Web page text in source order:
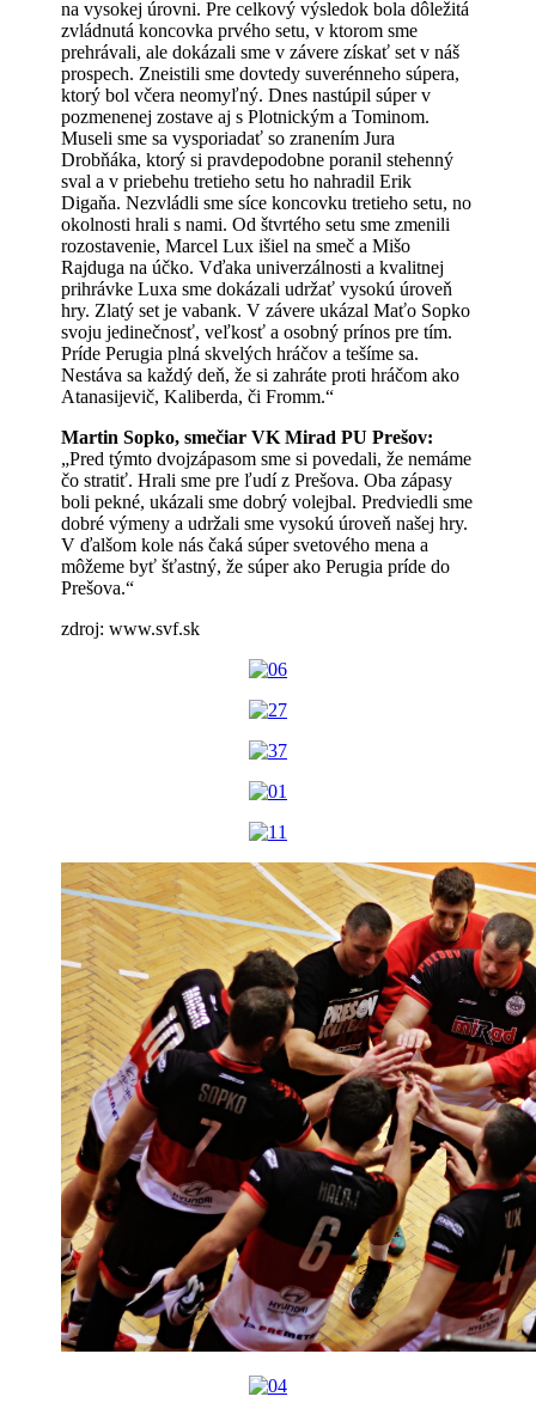
na vysokej úrovni. Pre celkový výsledok bola dôležitá
zvládnutá koncovka prvého setu, v ktorom sme
prehrávali, ale dokázali sme v závere získať set v náš
prospech. Zneistili sme dovtedy suverénneho súpera,
ktorý bol včera neomyľný. Dnes nastúpil súper v
pozmenenej zostave aj s Plotnickým a Tominom.
Museli sme sa vysporiadať so zranením Jura
Drobňáka, ktorý si pravdepodobne poranil stehenný
sval a v priebehu tretieho setu ho nahradil Erik
Digaňa. Nezvládli sme síce koncovku tretieho setu, no
okolnosti hrali s nami. Od štvrtého setu sme zmenili
rozostavenie, Marcel Lux išiel na smeč a Mišo
Rajduga na účko. Vďaka univerzálnosti a kvalitnej
prihrávke Luxa sme dokázali udržať vysokú úroveň
hry. Zlatý set je vabank. V závere ukázal Maťo Sopko
svoju jedinečnosť, veľkosť a osobný prínos pre tím.
Príde Perugia plná skvelých hráčov a tešíme sa.
Nestáva sa každý deň, že si zahráte proti hráčom ako
Atanasijevič, Kaliberda, či Fromm.“
Martin Sopko, smečiar VK Mirad PU Prešov:
„Pred týmto dvojzápasom sme si povedali, že nemáme
čo stratiť. Hrali sme pre ľudí z Prešova. Oba zápasy
boli pekné, ukázali sme dobrý volejbal. Predviedli sme
dobré výmeny a udržali sme vysokú úroveň našej hry.
V ďalšom kole nás čaká súper svetového mena a
môžeme byť šťastný, že súper ako Perugia príde do
Prešova.“
zdroj: www.svf.sk